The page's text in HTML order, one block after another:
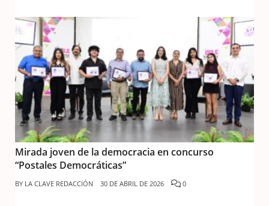
Mirada joven de la democracia en concurso
“Postales Democráticas”
BY LA CLAVE REDACCIÓN 30 DE ABRIL DE 2026 0